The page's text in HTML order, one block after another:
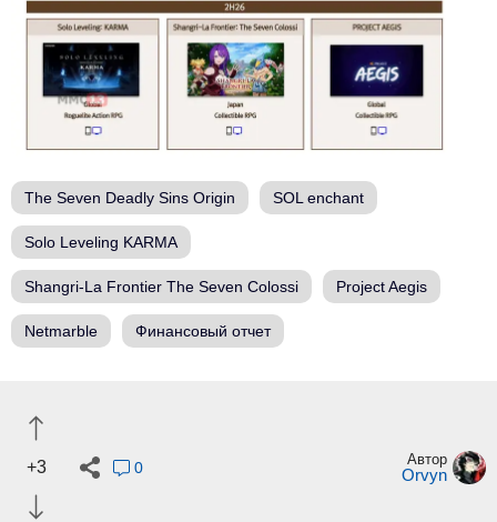
The Seven Deadly Sins Origin SOL enchant
Solo Leveling KARMA
Shangri-La Frontier The Seven Colossi Project Aegis
Netmarble Финансовый отчет
+3 0 Автор
Orvyn